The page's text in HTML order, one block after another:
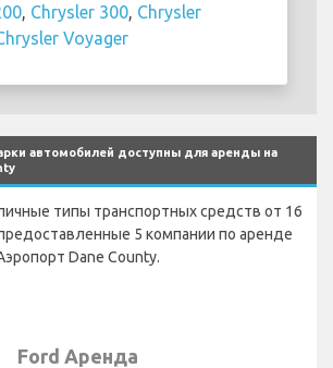
Chrysler 300 Chrysler
Voyager
автомобилей доступны для аренды на
типы транспортных средств от 16
5 компании по аренде
Dane County.
Ford Аренда